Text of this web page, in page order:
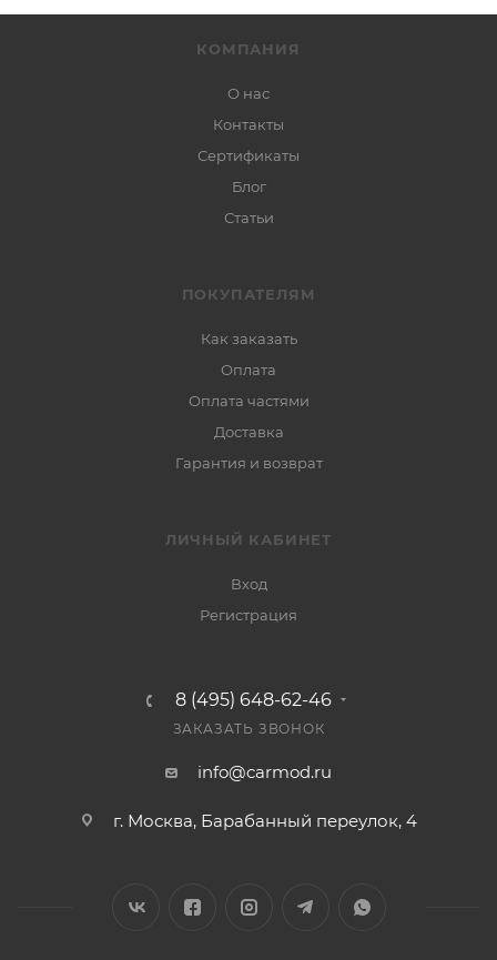
КОМПАНИЯ
О нас
Контакты
Сертификаты
Блог
Статьи
ПОКУПАТЕЛЯМ
Как заказать
Оплата
Оплата частями
Доставка
Гарантия и возврат
ЛИЧНЫЙ КАБИНЕТ
Вход
Регистрация
8 (495) 648-62-46
ЗАКАЗАТЬ ЗВОНОК
info@carmod.ru
г. Москва, Барабанный переулок, 4